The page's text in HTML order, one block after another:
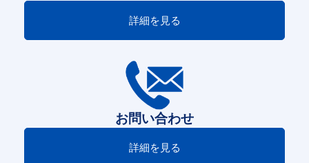
詳細を見る
お問い合わせ
詳細を見る